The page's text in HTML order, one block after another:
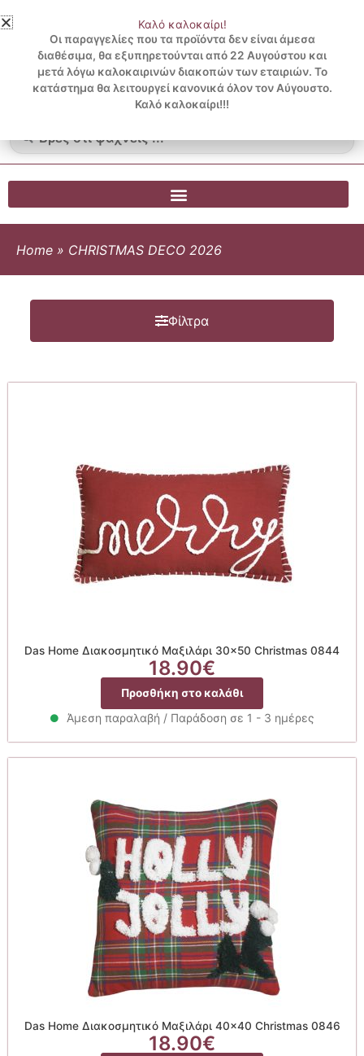
στο
περιεχόμενο
3 ΔΟΣΕΙΣ ΧΩΡΙΣ ΠΙΣΤΩΤΙΚΗ ΜΕ KLARNA
...
Λογαριασμός
Blog
0.00€
0
Cart
Home » CHRISTMAS DECO 2026
Φίλτρα
Das Home Διακοσμητικό Μαξιλάρι 30×50 Christmas 0844
18.90€
Προσθήκη στο καλάθι
Άμεση παραλαβή / Παράδοση σε 1 - 3 ημέρες
Das Home Διακοσμητικό Μαξιλάρι 40×40 Christmas 0846
18.90€
Καλό καλοκαίρι!
Οι παραγγελίες που τα προϊόντα δεν είναι άμεσα
διαθέσιμα, θα εξυπηρετούνται από 22 Αυγούστου και
μετά λόγω καλοκαιρινών διακοπών των εταιριών. Το
κατάστημα θα λειτουργεί κανονικά όλον τον Αύγουστο.
Καλό καλοκαίρι!!!